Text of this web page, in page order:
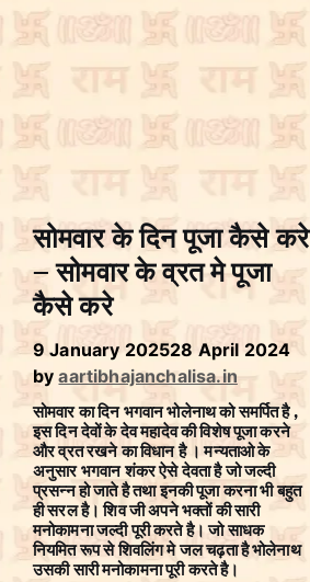
सोमवार के दिन पूजा कैसे करे
– सोमवार के व्रत मे पूजा
कैसे करे
9 January 202528 April 2024
byaartibhajanchalisa.in
सोमवार का दिन भगवान भोलेनाथ को समर्पित है ,
इस दिन देवों के देव महादेव की विशेष पूजा करने
और व्रत रखने का विधान है । मन्यताओ के
अनुसार भगवान शंकर ऐसे देवता है जो जल्दी
प्रसन्न हो जाते है तथा इनकी पूजा करना भी बहुत
ही सरल है। शिव जी अपने भक्तों की सारी
मनोकामना जल्दी पूरी करते है। जो साधक
नियमित रूप से शिवलिंग मे जल चढ़ता है भोलेनाथ
उसकी सारी मनोकामना पूरी करते है।